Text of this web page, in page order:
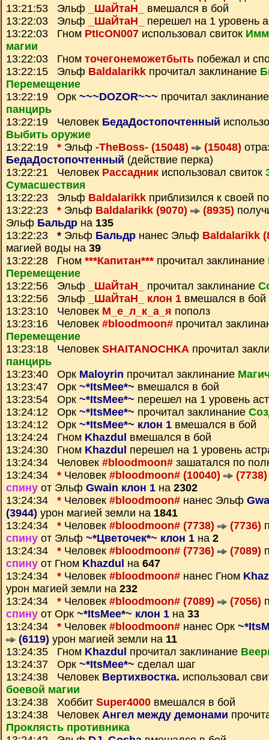
13:21:53 Эльф
_ШаЙтаН_
вмешался в бой
13:22:03 Эльф
_ШаЙтаН_
перешел на 1 уровень
13:22:03 Гном PtIcON007 использовал свиток
магии
13:22:03 Гном точегонеможетбыть побежал и
13:22:15 Эльф Baldalarikk прочитал заклинание
Перемещение
13:22:19 Орк ~~~DOZOR~~~ прочитал
панцирь
13:22:19 Человек БедаДостопочтенный
Выбить оружие
13:22:19 * Эльф -TheBoss- (15048) (15048)
БедаДостопочтенный (действие перка)
13:22:21 Человек Рассадник использовал свиток
Сумаcшествия
13:22:23 Эльф Baldalarikk приблизился к своей
13:22:23 * Эльф Baldalarikk (9070) (8935)
Эльф Бальдр на 135
13:22:23 * Эльф Бальдр нанес Эльф Baldalarikk
магией воды на 39
13:22:28 Гном ***Капитан*** прочитал заклинание
Перемещение
13:22:56 Эльф
_ШаЙтаН_ прочитал заклинание
13:22:56 Эльф
_ШаЙтаН_ клон 1 вмешался в бой
13:23:10 Человек М_е_л_к_а_я пополз
13:23:16 Человек #bloodmoon# прочитал
Перемещение
13:23:18 Человек SHAITANOCHKA прочитал
панцирь
13:23:40 Орк Maloyrin прочитал заклинание
13:23:47 Орк ~*ItsMee*~ вмешался в бой
13:23:54 Орк ~*ItsMee*~ перешел на 1 уровень
13:24:12 Орк ~*ItsMee*~ прочитал заклинание
13:24:12 Орк ~*ItsMee*~ клон 1 вмешался в бой
13:24:24 Гном Khazdul вмешался в бой
13:24:30 Гном Khazdul перешел на 1 уровень
13:24:34 Человек #bloodmoon# зашатался по
13:24:34 * Человек #bloodmoon# (10040) (7738)
спину от Эльф Gwain клон 1 на 2302
13:24:34 * Человек #bloodmoon# нанес Эльф
(3944) урон магией земли на 1841
13:24:34 * Человек #bloodmoon# (7738) (7736)
спину от Эльф ~*Цветочек*~ клон 1 на 2
13:24:34 * Человек #bloodmoon# (7736) (7089)
спину от Гном Khazdul на 647
13:24:34 * Человек #bloodmoon# нанес Гном
урон магией земли на 232
13:24:34 * Человек #bloodmoon# (7089) (7056)
спину от Орк ~*ItsMee*~ клон 1 на 33
13:24:34 * Человек #bloodmoon# нанес Орк
(6119) урон магией земли на 11
13:24:35 Гном Khazdul прочитал заклинание
13:24:37 Орк ~*ItsMee*~ сделал шаг
13:24:38 Человек Вертихвостка. использовал
боевой магии
13:24:38 Хоббит Super4000 вмешался в бой
13:24:38 Человек Ангел между демонами
Проклясть противника